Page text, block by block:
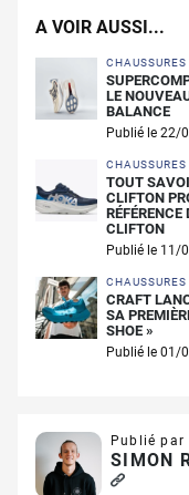
A VOIR AUSSI...
LE
BALANCE
Publié le 22/
TOUT
CLIFTON
CLIFTON
Publié le 11/
CRAFT
SA
SHOE »
Publié le 01/
Publié par
SIMON